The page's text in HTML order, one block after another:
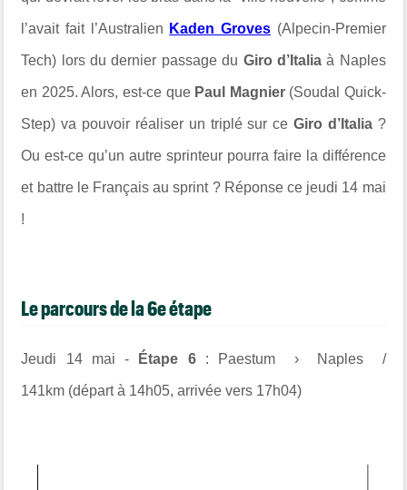
l’avait fait l’Australien Kaden Groves(Alpecin-Premier
Tech) lors du dernier passage du Giro d’Italiaà Naples
en 2025. Alors, est-ce que Paul Magnier(Soudal Quick-
Step) va pouvoir réaliser un triplé sur ce Giro d’Italia?
Ou est-ce qu’un autre sprinteur pourra faire la différence
et battre le Français au sprint ? Réponse ce jeudi 14 mai
!
Le parcours de la 6e étape
Jeudi 14 mai - Étape 6: Paestum › Naples /
141km (départ à 14h05, arrivée vers 17h04)